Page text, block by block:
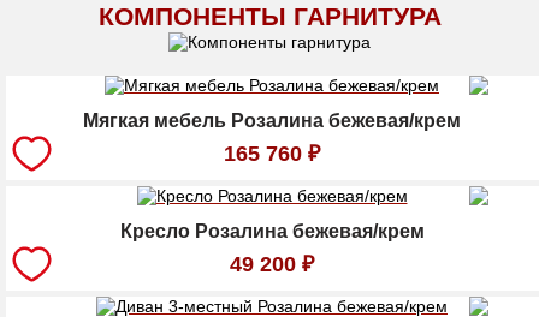
КОМПОНЕНТЫ ГАРНИТУРА
Мягкая мебель Розалина бежевая/крем
165 760 ₽
Кресло Розалина бежевая/крем
49 200 ₽